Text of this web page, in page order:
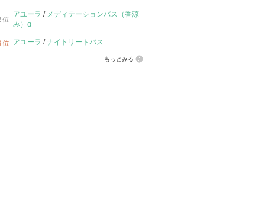
アユーラ / メディテーションバス（香涼
み）α
アユーラ /ナイトリートバス
もっとみる